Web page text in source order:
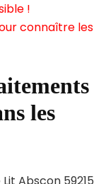
!
connaître les
les
Abscon 59215